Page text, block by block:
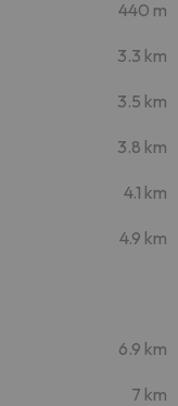
440 m
3.3 km
3.5 km
3.8 km
4.1 km
4.9 km
6.9 km
7 km